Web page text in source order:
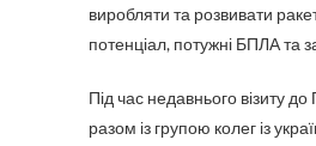
виробляти та розвивати
потенціал, потужні БПЛА та
Під час недавнього візиту до
разом із групою колег із